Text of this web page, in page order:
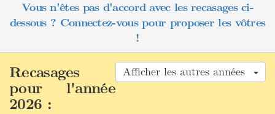
Vous n'êtes pas d'accord avec les recasages ci-
dessous ? Connectez-vous pour proposer les vôtres
!
Afficher les autres années
Recasages
pour l'année
2026 :